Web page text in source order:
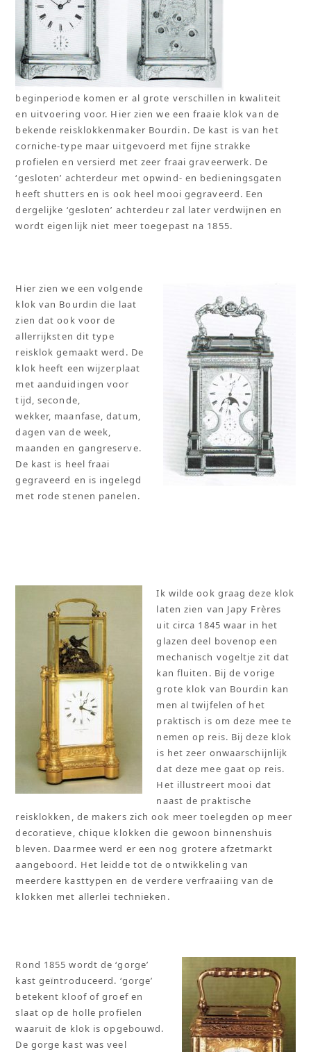
beginperiode komen er al grote verschillen in kwaliteit
en uitvoering voor. Hier zien we een fraaie klok van de
bekende reisklokkenmaker Bourdin. De kast is van het
corniche-type maar uitgevoerd met fijne strakke
profielen en versierd met zeer fraai graveerwerk. De
‘gesloten’ achterdeur met opwind- en bedieningsgaten
heeft shutters en is ook heel mooi gegraveerd. Een
dergelijke ‘gesloten’ achterdeur zal later verdwijnen en
wordt eigenlijk niet meer toegepast na 1855.
Hier zien we een volgende
klok van Bourdin die laat
zien dat ook voor de
allerrijksten dit type
reisklok gemaakt werd. De
klok heeft een wijzerplaat
met aanduidingen voor
tijd, seconde,
wekker, maanfase, datum,
dagen van de week,
maanden en gangreserve.
De kast is heel fraai
gegraveerd en is ingelegd
met rode stenen panelen.
Ik wilde ook graag deze klok
laten zien van Japy Frères
uit circa 1845 waar in het
glazen deel bovenop een
mechanisch vogeltje zit dat
kan fluiten. Bij de vorige
grote klok van Bourdin kan
men al twijfelen of het
praktisch is om deze mee te
nemen op reis. Bij deze klok
is het zeer onwaarschijnlijk
dat deze mee gaat op reis.
Het illustreert mooi dat
naast de praktische
reisklokken, de makers zich ook meer toelegden op meer
decoratieve, chique klokken die gewoon binnenshuis
bleven. Daarmee werd er een nog grotere afzetmarkt
aangeboord. Het leidde tot de ontwikkeling van
meerdere kasttypen en de verdere verfraaiing van de
klokken met allerlei technieken.
Rond 1855 wordt de ‘gorge’
kast geïntroduceerd. ‘gorge’
betekent kloof of groef en
slaat op de holle profielen
waaruit de klok is opgebouwd.
De gorge kast was veel